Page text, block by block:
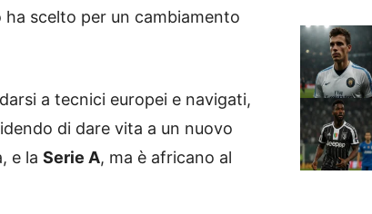
scelto per un cambiamento
a tecnici europei e navigati,
di dare vita a un nuovo
e la Serie A, ma è africano al